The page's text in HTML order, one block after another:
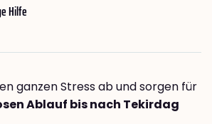
Hilfe
ganzen Stress ab und sorgen für
Ablauf bis nach Tekirdag